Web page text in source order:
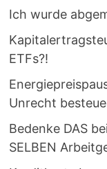
Ich wurde
ETFs?!
Unrecht
Bedenke DAS
SELBEN